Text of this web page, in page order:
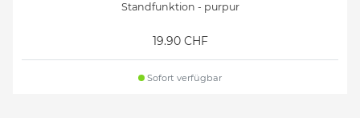
Standfunktion - purpur
19.90 CHF
Sofort verfügbar